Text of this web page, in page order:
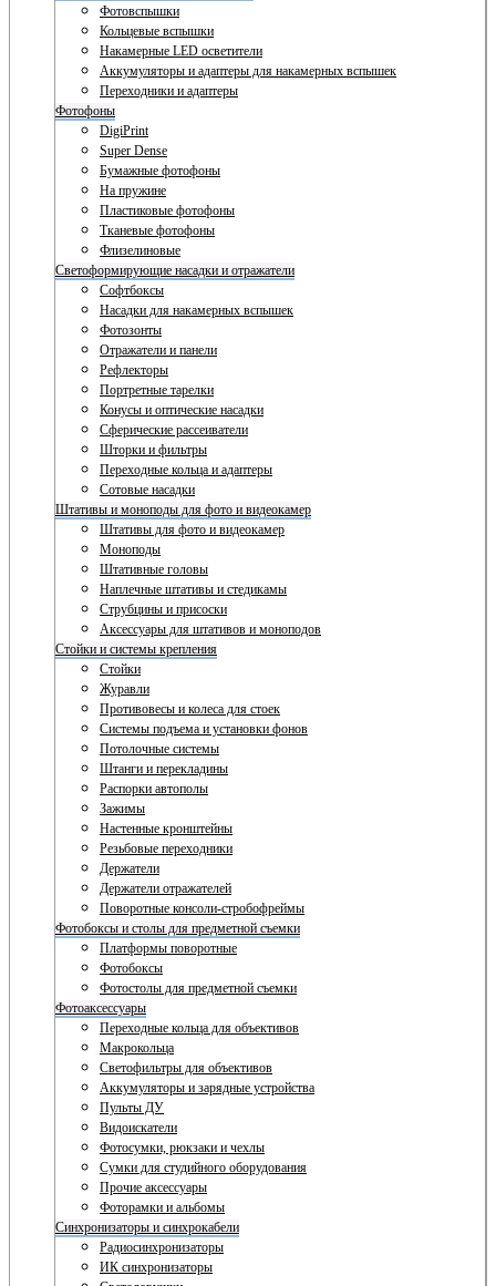
Фотовспышки
Кольцевые вспышки
Накамерные LED осветители
Аккумуляторы и адаптеры для накамерных вспышек
Переходники и адаптеры
Фотофоны
DigiPrint
Super Dense
Бумажные фотофоны
На пружине
Пластиковые фотофоны
Тканевые фотофоны
Флизелиновые
Светоформирующие насадки и отражатели
Софтбоксы
Насадки для накамерных вспышек
Фотозонты
Отражатели и панели
Рефлекторы
Портретные тарелки
Конусы и оптические насадки
Сферические рассеиватели
Шторки и фильтры
Переходные кольца и адаптеры
Сотовые насадки
Штативы и моноподы для фото и видеокамер
Штативы для фото и видеокамер
Моноподы
Штативные головы
Наплечные штативы и стедикамы
Струбцины и присоски
Аксессуары для штативов и моноподов
Стойки и системы крепления
Стойки
Журавли
Противовесы и колеса для стоек
Системы подъема и установки фонов
Потолочные системы
Штанги и перекладины
Распорки автополы
Зажимы
Настенные кронштейны
Резьбовые переходники
Держатели
Держатели отражателей
Поворотные консоли-стробофреймы
Фотобоксы и столы для предметной съемки
Платформы поворотные
Фотобоксы
Фотостолы для предметной съемки
Фотоаксессуары
Переходные кольца для объективов
Макрокольца
Светофильтры для объективов
Аккумуляторы и зарядные устройства
Пульты ДУ
Видоискатели
Фотосумки, рюкзаки и чехлы
Сумки для студийного оборудования
Прочие аксессуары
Фоторамки и альбомы
Синхронизаторы и синхрокабели
Радиосинхронизаторы
ИК синхронизаторы